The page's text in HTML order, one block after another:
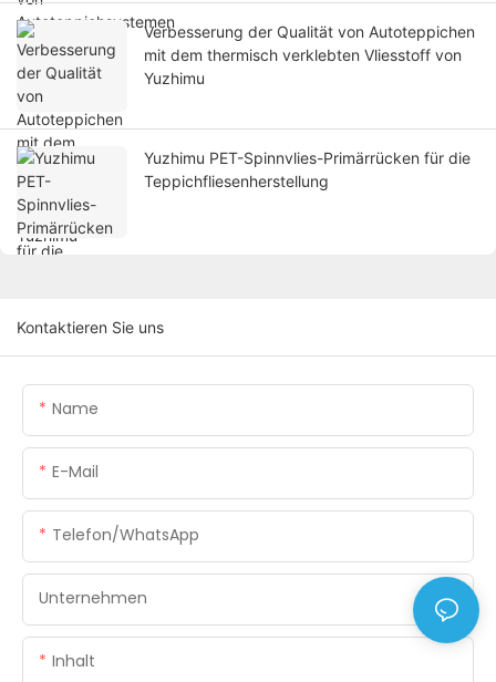
Verbesserung der Qualität von Autoteppichen
mit dem thermisch verklebten Vliesstoff von
Yuzhimu
Yuzhimu PET-Spinnvlies-Primärrücken für die
Teppichfliesenherstellung
Kontaktieren Sie uns
Name
E-Mail
Telefon/WhatsApp
Unternehmen
Inhalt